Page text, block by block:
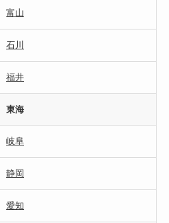
富山
石川
福井
東海
岐阜
静岡
愛知